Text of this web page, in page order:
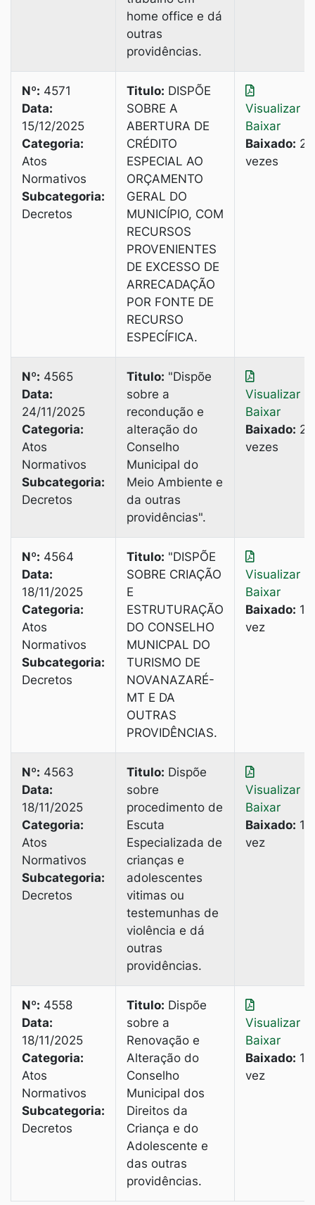
home office e dá
outras
providências.
Nº: 4571
Data:
15/12/2025
Categoria:
Atos
Normativos
Subcategoria:
Decretos
Titulo: DISPÕE
SOBRE A
ABERTURA DE
CRÉDITO
ESPECIAL AO
ORÇAMENTO
GERAL DO
MUNICÍPIO, COM
RECURSOS
PROVENIENTES
DE EXCESSO DE
ARRECADAÇÃO
POR FONTE DE
RECURSO
ESPECÍFICA.
Visualizar
Baixar
Baixado: 2
vezes
Nº: 4565
Data:
24/11/2025
Categoria:
Atos
Normativos
Subcategoria:
Decretos
Titulo: "Dispõe
sobre a
recondução e
alteração do
Conselho
Municipal do
Meio Ambiente e
da outras
providências".
Visualizar
Baixar
Baixado: 2
vezes
Nº: 4564
Data:
18/11/2025
Categoria:
Atos
Normativos
Subcategoria:
Decretos
Titulo: "DISPÕE
SOBRE CRIAÇÃO
E
ESTRUTURAÇÃO
DO CONSELHO
MUNICPAL DO
TURISMO DE
NOVANAZARÉ-
MT E DA
OUTRAS
PROVIDÊNCIAS.
Visualizar
Baixar
Baixado: 1
vez
Nº: 4563
Data:
18/11/2025
Categoria:
Atos
Normativos
Subcategoria:
Decretos
Titulo: Dispõe
sobre
procedimento de
Escuta
Especializada de
crianças e
adolescentes
vitimas ou
testemunhas de
violência e dá
outras
providências.
Visualizar
Baixar
Baixado: 1
vez
Nº: 4558
Data:
18/11/2025
Categoria:
Atos
Normativos
Subcategoria:
Decretos
Titulo: Dispõe
sobre a
Renovação e
Alteração do
Conselho
Municipal dos
Direitos da
Criança e do
Adolescente e
das outras
providências.
Visualizar
Baixar
Baixado: 1
vez